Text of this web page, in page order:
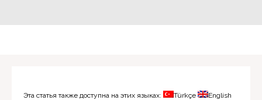
Эта статья также доступна на этих языках: Türkçe English